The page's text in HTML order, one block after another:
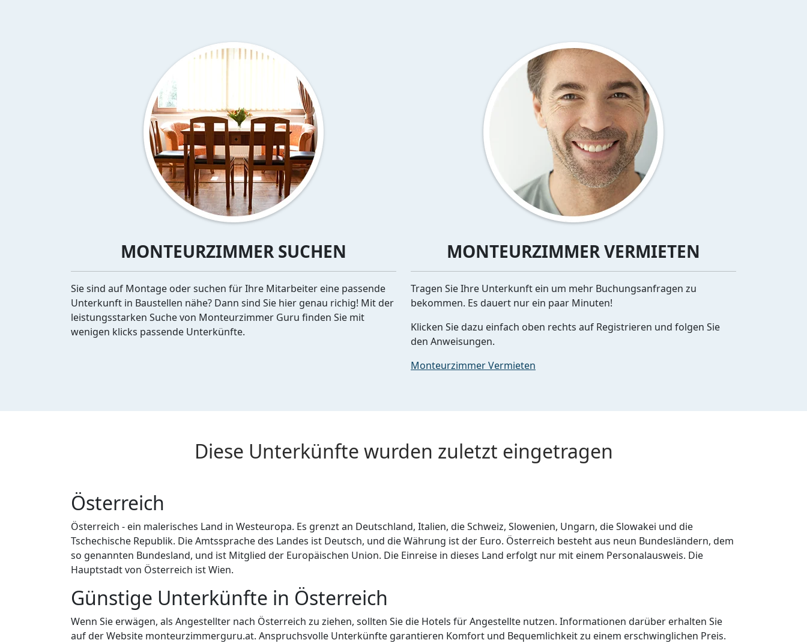
MONTEURZIMMER SUCHEN
Sie sind auf Montage oder suchen für Ihre Mitarbeiter eine passende
Unterkunft in Baustellen nähe? Dann sind Sie hier genau richig! Mit der
leistungsstarken Suche von Monteurzimmer Guru finden Sie mit
wenigen klicks passende Unterkünfte.
MONTEURZIMMER VERMIETEN
Tragen Sie Ihre Unterkunft ein um mehr Buchungsanfragen zu
bekommen. Es dauert nur ein paar Minuten!
Klicken Sie dazu einfach oben rechts auf Registrieren und folgen Sie
den Anweisungen.
Monteurzimmer Vermieten
Diese Unterkünfte wurden zuletzt eingetragen
Österreich
Österreich - ein malerisches Land in Westeuropa. Es grenzt an Deutschland, Italien, die Schweiz, Slowenien, Ungarn, die Slowakei und die
Tschechische Republik. Die Amtssprache des Landes ist Deutsch, und die Währung ist der Euro. Österreich besteht aus neun Bundesländern, dem
so genannten Bundesland, und ist Mitglied der Europäischen Union. Die Einreise in dieses Land erfolgt nur mit einem Personalausweis. Die
Hauptstadt von Österreich ist Wien.
Günstige Unterkünfte in Österreich
Wenn Sie erwägen, als Angestellter nach Österreich zu ziehen, sollten Sie die Hotels für Angestellte nutzen. Informationen darüber erhalten Sie
auf der Website monteurzimmerguru.at. Anspruchsvolle Unterkünfte garantieren Komfort und Bequemlichkeit zu einem erschwinglichen Preis.